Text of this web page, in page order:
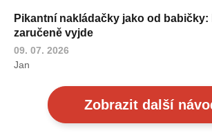
Pikantní nakládačky jako od babičky:
zaručeně vyjde
09. 07. 2026
Jan
Zobrazit další